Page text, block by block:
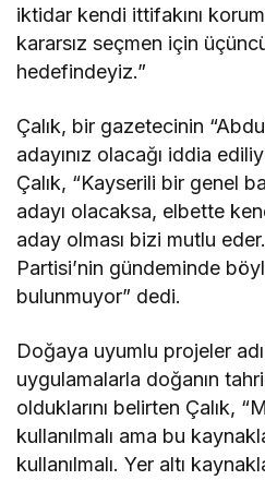
iktidar kendi ittifakını
kararsız seçmen için
hedefindeyiz.”
Çalık, bir gazetecinin
adayınız olacağı iddia
Çalık, “Kayserili bir genel
adayı olacaksa, elbette
aday olması bizi mutlu
Partisi’nin gündeminde
bulunmuyor” dedi.
Doğaya uyumlu projeler adı
uygulamalarla doğanın
olduklarını belirten Çalık,
kullanılmalı ama bu
kullanılmalı. Yer altı